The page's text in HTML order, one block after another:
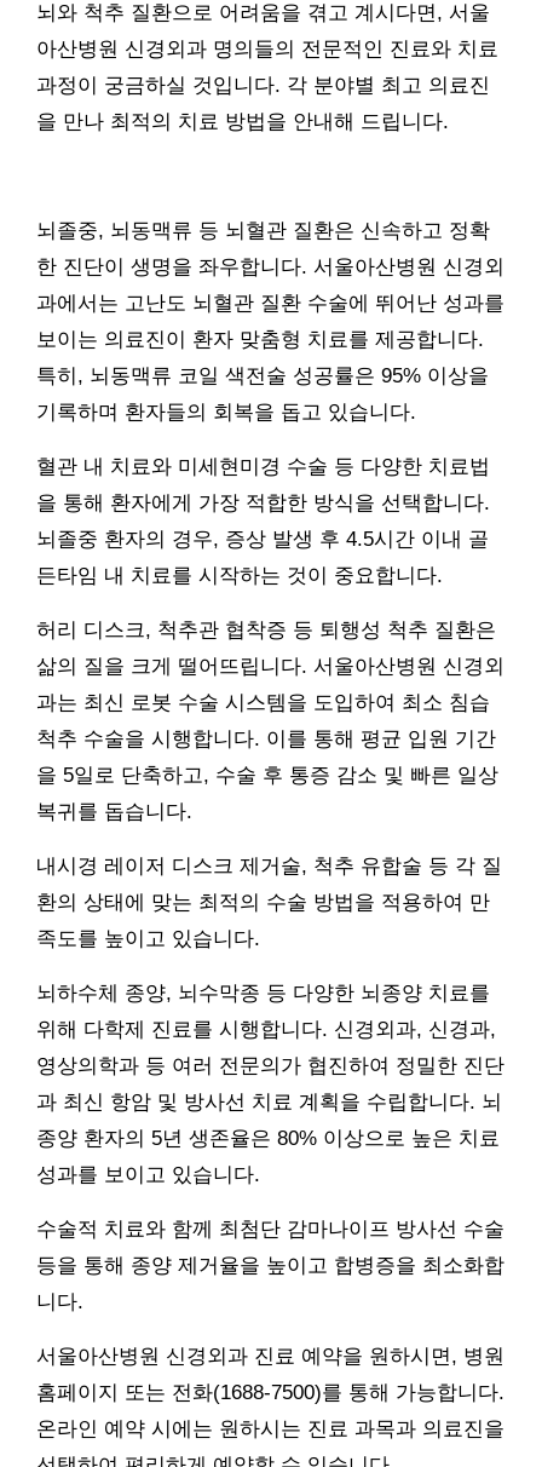
뇌와 척추 질환으로 어려움을 겪고 계시다면, 서울
아산병원 신경외과 명의들의 전문적인 진료와 치료
과정이 궁금하실 것입니다. 각 분야별 최고 의료진
을 만나 최적의 치료 방법을 안내해 드립니다.
뇌졸중, 뇌동맥류 등 뇌혈관 질환은 신속하고 정확
한 진단이 생명을 좌우합니다. 서울아산병원 신경외
과에서는 고난도 뇌혈관 질환 수술에 뛰어난 성과를
보이는 의료진이 환자 맞춤형 치료를 제공합니다.
특히, 뇌동맥류 코일 색전술 성공률은 95% 이상을
기록하며 환자들의 회복을 돕고 있습니다.
혈관 내 치료와 미세현미경 수술 등 다양한 치료법
을 통해 환자에게 가장 적합한 방식을 선택합니다.
뇌졸중 환자의 경우, 증상 발생 후 4.5시간 이내 골
든타임 내 치료를 시작하는 것이 중요합니다.
허리 디스크, 척추관 협착증 등 퇴행성 척추 질환은
삶의 질을 크게 떨어뜨립니다. 서울아산병원 신경외
과는 최신 로봇 수술 시스템을 도입하여 최소 침습
척추 수술을 시행합니다. 이를 통해 평균 입원 기간
을 5일로 단축하고, 수술 후 통증 감소 및 빠른 일상
복귀를 돕습니다.
내시경 레이저 디스크 제거술, 척추 유합술 등 각 질
환의 상태에 맞는 최적의 수술 방법을 적용하여 만
족도를 높이고 있습니다.
뇌하수체 종양, 뇌수막종 등 다양한 뇌종양 치료를
위해 다학제 진료를 시행합니다. 신경외과, 신경과,
영상의학과 등 여러 전문의가 협진하여 정밀한 진단
과 최신 항암 및 방사선 치료 계획을 수립합니다. 뇌
종양 환자의 5년 생존율은 80% 이상으로 높은 치료
성과를 보이고 있습니다.
수술적 치료와 함께 최첨단 감마나이프 방사선 수술
등을 통해 종양 제거율을 높이고 합병증을 최소화합
니다.
서울아산병원 신경외과 진료 예약을 원하시면, 병원
홈페이지 또는 전화(1688-7500)를 통해 가능합니다.
온라인 예약 시에는 원하시는 진료 과목과 의료진을